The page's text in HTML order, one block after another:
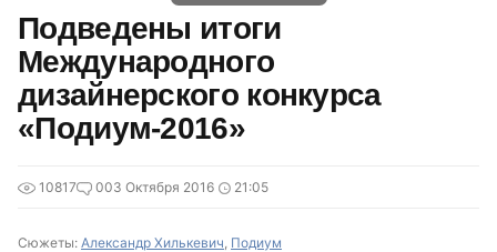
Подведены итоги
Международного
дизайнерского конкурса
«Подиум-2016»
10817 003 Октября 2016 21:05
Сюжеты: Александр Хилькевич, Подиум